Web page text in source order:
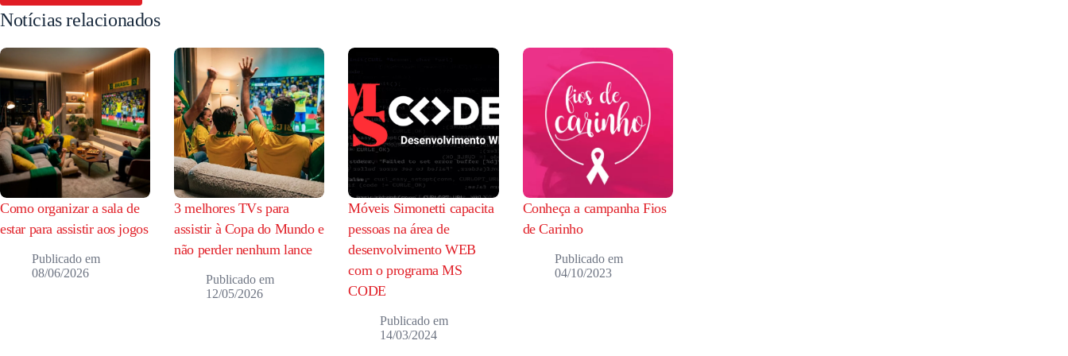
Notícias relacionados
Como organizar a sala de
estar para assistir aos jogos
08/06/2026
3 melhores TVs para
assistir à Copa do Mundo e
não perder nenhum lance
12/05/2026
Móveis Simonetti capacita
pessoas na área de
desenvolvimento WEB
com o programa MS
CODE
14/03/2024
Conheça a campanha Fios
de Carinho
04/10/2023